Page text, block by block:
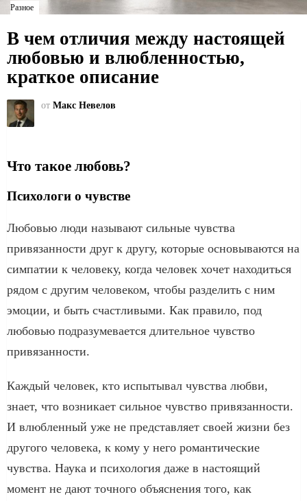
Разное
В чем отличия между настоящей
любовью и влюбленностью,
краткое описание
от Макс Невелов
Что такое любовь?
Психологи о чувстве
Любовью люди называют сильные чувства
привязанности друг к другу, которые основываются на
симпатии к человеку, когда человек хочет находиться
рядом с другим человеком, чтобы разделить с ним
эмоции, и быть счастливыми. Как правило, под
любовью подразумевается длительное чувство
привязанности.
Каждый человек, кто испытывал чувства любви,
знает, что возникает сильное чувство привязанности.
И влюбленный уже не представляет своей жизни без
другого человека, к кому у него романтические
чувства. Наука и психология даже в настоящий
момент не дают точного объяснения того, как